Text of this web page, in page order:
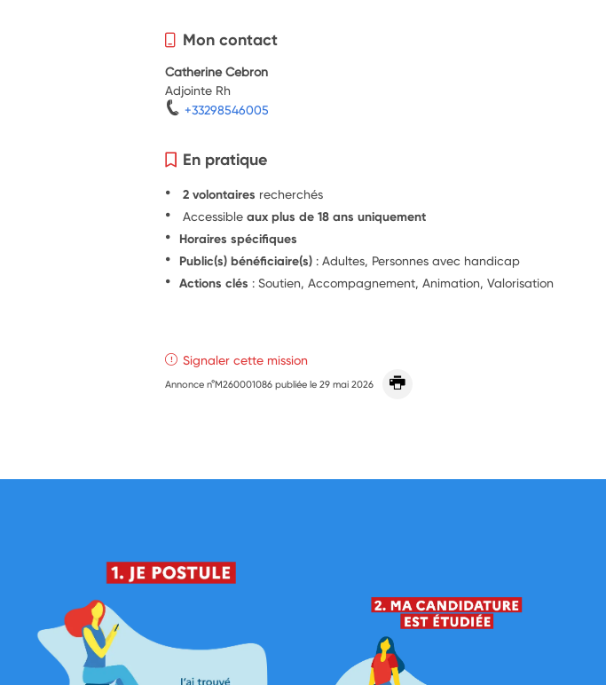
Mon contact
Catherine Cebron
Adjointe Rh
+33298546005
En pratique
2 volontaires recherchés
Accessibleaux plus de 18 ans uniquement
Horaires spécifiques
Public(s) bénéficiaire(s) : Adultes, Personnes avec handicap
Actions clés : Soutien, Accompagnement, Animation, Valorisation
Signaler cette mission
Annonce n°M260001086 publiée le29 mai 2026